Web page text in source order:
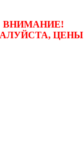
ВНИМАНИЕ!
ЦЕНЫ